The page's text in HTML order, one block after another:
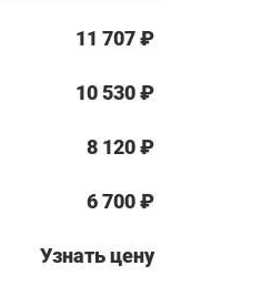
11 707 ₽
10 530 ₽
8 120 ₽
6 700 ₽
Узнать цену